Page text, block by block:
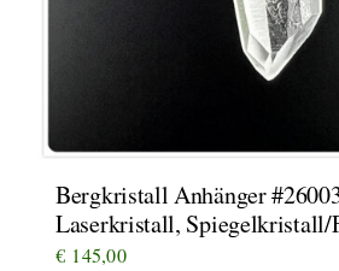
Bergkristall Anhänger
Laserkristall, Spiegelkristall/
€ 145,00